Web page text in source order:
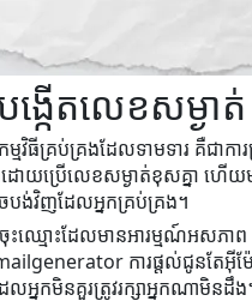
ង្កើតលេខសម្ងា
វិធីគ្រប់គ្រងដែលទាមទារ គឺជាកា
ោយប្រើលេខសម្ងាត់ខុសគ្នា ហើយ
ង់វិញដែលអ្នកគ្រប់គ្រង។
រចុះឈ្មោះដែលមានអារម្មណ៍អសភ
ការផ្តល់ជូនតែអ៊ីម៉
អ្នកមិនគួរត្រូវរក្សាអ្នកណាមិនដឹង